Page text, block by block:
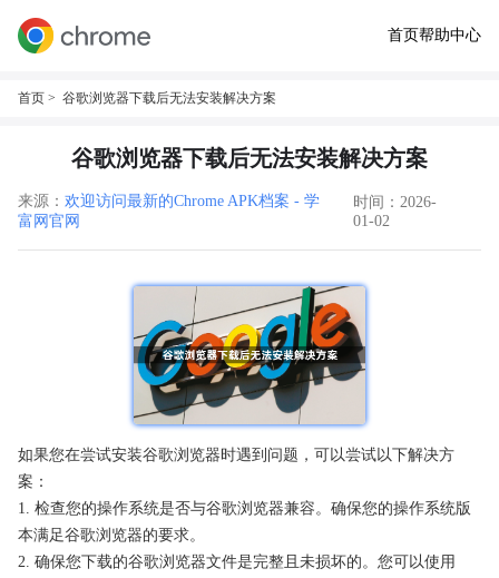
首页帮助中心
首页 > 谷歌浏览器下载后无法安装解决方案
谷歌浏览器下载后无法安装解决方案
来源： 欢迎访问最新的Chrome APK档案 - 学
富网官网
时间：2026-
01-02
如果您在尝试安装谷歌浏览器时遇到问题，可以尝试以下解决方
案：
1. 检查您的操作系统是否与谷歌浏览器兼容。确保您的操作系统版
本满足谷歌浏览器的要求。
2. 确保您下载的谷歌浏览器文件是完整且未损坏的。您可以使用